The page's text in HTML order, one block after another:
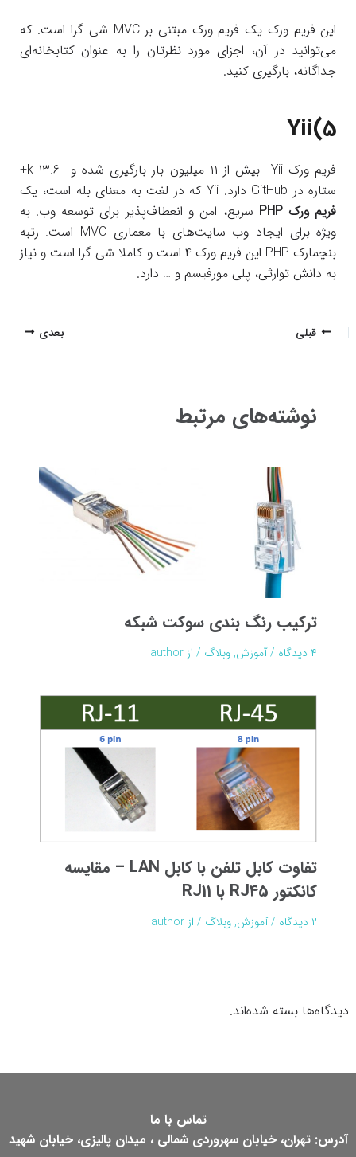
این فریم ورک یک فریم ورک مبتنی بر MVC شی گرا است. که
می‌توانید در آن، اجزای مورد نظرتان را به عنوان کتابخانه‌ای
جداگانه، بارگیری کنید.
Yii(5
فریم ورک Yii بیش از ۱۱ میلیون بار بارگیری شده و k 13.6+
ستاره در GitHub دارد. Yii که در لغت به معنای بله است، یک
فریم ورک PHP
سریع، امن و انعطاف‌پذیر برای توسعه وب. به
ویژه برای ایجاد وب سایت‌های با معماری MVC است. رتبه
بنچمارک PHP این فریم ورک ۴ است و کاملا شی گرا است و نیاز
به دانش توارثی، پلی مورفیسم و … دارد.
پیمایشقبلی بعدی
نوشته‌های مرتبط
ترکیب رنگ بندی سوکت شبکه
۴ دیدگاه /آموزش,وبلاگ / از author
تفاوت کابل تلفن با کابل LAN – مقایسه
کانکتور RJ45 با RJ11
۲ دیدگاه /آموزش,وبلاگ / از author
دیدگاه‌ها بسته شده‌اند.
تماس با ما
آدرس: تهران، خیابان سهروردی شمالی ، میدان پالیزی، خیابان شهید